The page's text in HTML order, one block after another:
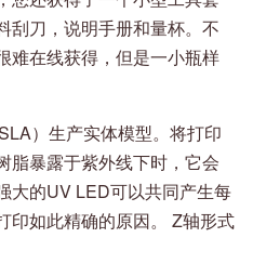
刮刀，说明手册和量杯。不
难在线获得，但是一小瓶样
）生产实体模型。将打印
脂暴露于紫外线下时，它会
大的UV LED可以共同产生每
印如此精确的原因。 Z轴形式